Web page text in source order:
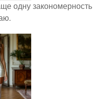
одну закономерность